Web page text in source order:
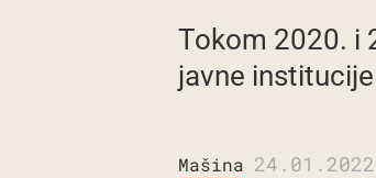
Tokom 2020. i
javne
Mašina